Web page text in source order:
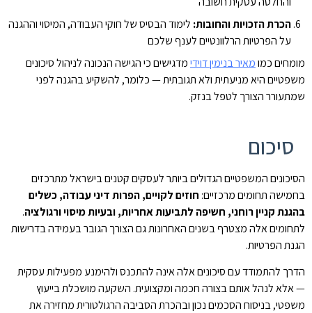
הכרת הזכויות והחובות: לימוד הבסיס של חוקי העבודה, המיסוי וההגנה
על הפרטיות הרלוונטיים לענף שלכם
מומחים כמומאיר בנימין דוידימדגישים כי הגישה הנכונה לניהול סיכונים
משפטיים היא מניעתית ולא תגובתית — כלומר, להשקיע בהגנה לפני
שמתעורר הצורך לטפל בנזק.
סיכום
הסיכונים המשפטיים הגדולים ביותר לעסקים קטנים בישראל מתרכזים
בחמישה תחומים מרכזיים: חוזים לקויים, הפרות דיני עבודה, כשלים
בהגנת קניין רוחני, חשיפה לתביעות אחריות, ובעיות מיסוי ורגולציה.
לתחומים אלה מצטרף בשנים האחרונות גם הצורך הגובר בעמידה בדרישות
הגנת הפרטיות.
הדרך להתמודד עם סיכונים אלה אינה להתכנס ולהימנע מפעילות עסקית
— אלא לנהל אותם בצורה חכמה ומקצועית. השקעה מושכלת בייעוץ
משפטי, בניסוח הסכמים נכון ובהכרת הסביבה הרגולטורית מחזירה את